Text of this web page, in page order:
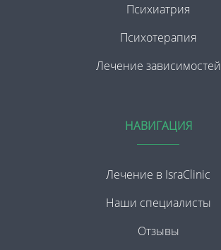
Психиатрия
Психотерапия
Лечение зависимостей
НАВИГАЦИЯ
Лечение в IsraClinic
Наши специалисты
Отзывы